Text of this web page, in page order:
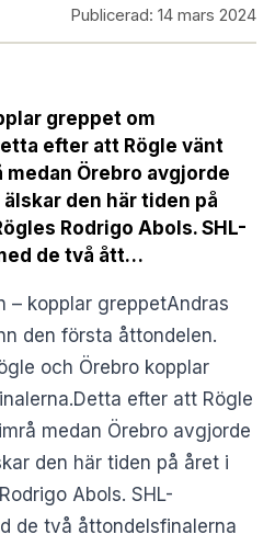
Publicerad: 14 mars 2024
greppet om
efter att Rögle vänt
Örebro avgjorde
den här tiden på
Rodrigo Abols. SHL-
de två ått…
– kopplar greppetAndras
den första åttondelen.
och Örebro kopplar
efter att Rögle
medan Örebro avgjorde
den här tiden på året i
Abols. SHL-
de två åttondelsfinalerna